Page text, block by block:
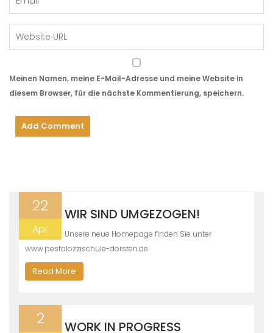
Meinen Namen, meine E-Mail-Adresse und meine Website in
diesem Browser, für die nächste Kommentierung, speichern.
22
Apr
WIR SIND UMGEZOGEN!
Unsere neue Homepage finden Sie unter
www.pestalozzischule-dorsten.de
Read More
2 WORK IN PROGRESS